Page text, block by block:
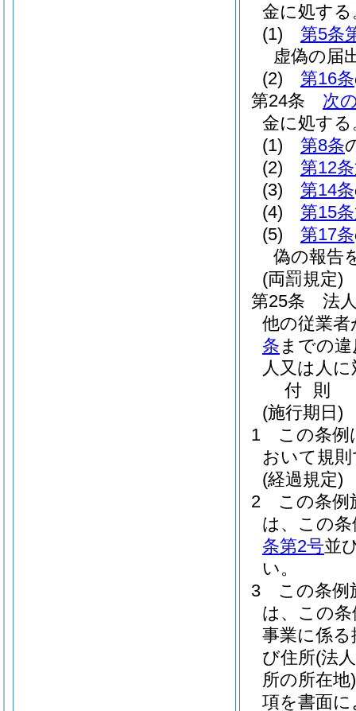
金に処する
(1)
第5条
虚偽の届
(2)
第16条
第24条
次
金に処する
(1)
第8条
(2)
第12
(3)
第14条
(4)
第15
(5)
第17条
偽の報告
(両罰規定)
第25条
法
他の従業
条 までの
人又は人
付 則
(施行期日)
1
この条例
おいて規
(経過規定)
2
この条例
は、この
条第2号並
い。
3
この条例
は、この
事業に係
び住所(法
所の所在地)
項を書面